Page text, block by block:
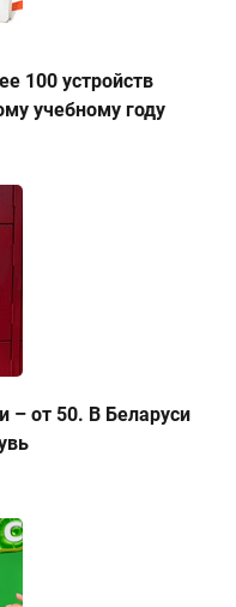
100 устройств
учебному году
– от 50. В Беларуси